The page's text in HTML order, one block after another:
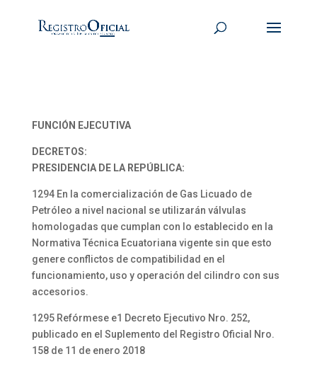
FUNCIÓN EJECUTIVA
DECRETOS:
PRESIDENCIA DE LA REPÚBLICA:
1294 En la comercialización de Gas Licuado de
Petróleo a nivel nacional se utilizarán válvulas
homologadas que cumplan con lo establecido en la
Normativa Técnica Ecuatoriana vigente sin que esto
genere conflictos de compatibilidad en el
funcionamiento, uso y operación del cilindro con sus
accesorios.
1295 Refórmese e1 Decreto Ejecutivo Nro. 252,
publicado en el Suplemento del Registro Oficial Nro.
158 de 11 de enero 2018